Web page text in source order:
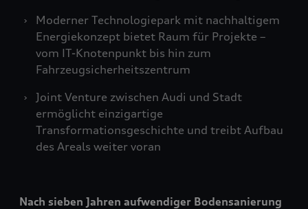
Moderner Technologiepark mit nachhaltigem
Energiekonzept bietet Raum für Projekte –
vom IT-Knotenpunkt bis hin zum
Fahrzeugsicherheitszentrum
Joint Venture zwischen Audi und Stadt
ermöglicht einzigartige
Transformationsgeschichte und treibt Aufbau
des Areals weiter voran
Nach sieben Jahren aufwendiger Bodensanierung